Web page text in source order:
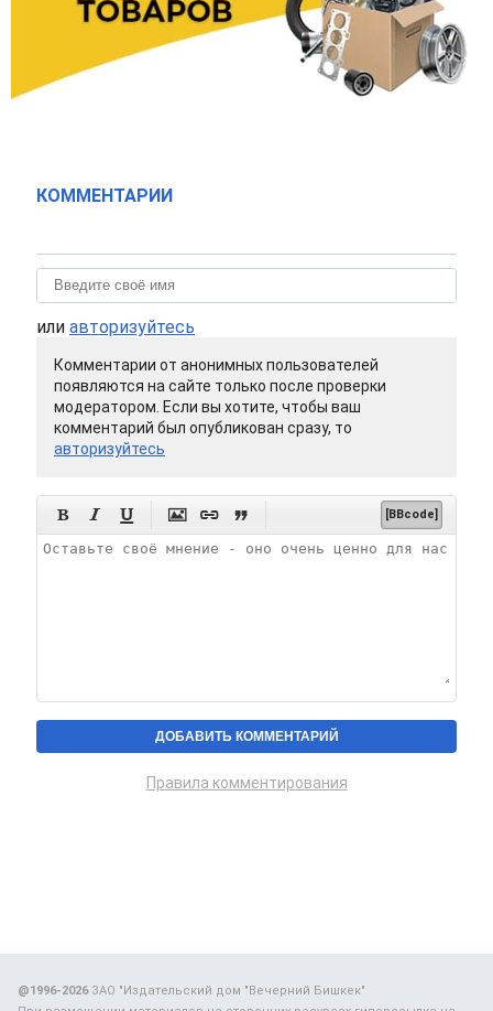
КОММЕНТАРИИ
или авторизуйтесь
Комментарии от анонимных пользователей
появляются на сайте только после проверки
модератором. Если вы хотите, чтобы ваш
комментарий был опубликован сразу, то
авторизуйтесь
      [BBcode]
Правила комментирования
@1996-2026ЗАО "Издательский дом "Вечерний Бишкек"